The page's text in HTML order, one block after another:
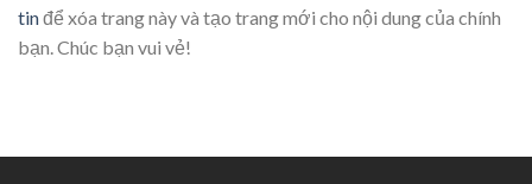
tinđể xóa trang này và tạo trang mới cho nội dung của chính
bạn. Chúc bạn vui vẻ!